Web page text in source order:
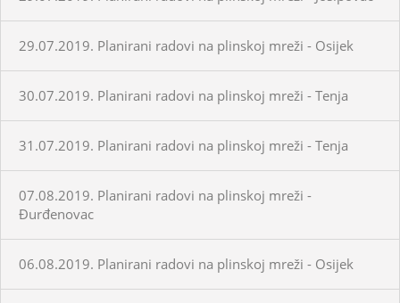
29.07.2019. Planirani radovi na plinskoj mreži - Osijek
30.07.2019. Planirani radovi na plinskoj mreži - Tenja
31.07.2019. Planirani radovi na plinskoj mreži - Tenja
07.08.2019. Planirani radovi na plinskoj mreži -
Đurđenovac
06.08.2019. Planirani radovi na plinskoj mreži - Osijek